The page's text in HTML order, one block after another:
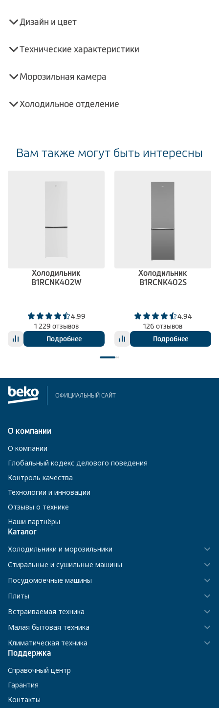
Дизайн и цвет
Технические характеристики
Морозильная камера
Холодильное отделение
Вам также могут быть интересны
Холодильник
B1RCNK402W
4.99
1 229 отзывов
Подробнее
Холодильник
B1RCNK402S
4.94
126 отзывов
Подробнее
ОФИЦИАЛЬНЫЙ САЙТ
О компании
О компании
Глобальный кодекс делового поведения
Контроль качества
Технологии и инновации
Отзывы о технике
Наши партнёры
Каталог
Холодильники и морозильники
Стиральные и сушильные машины
Посудомоечные машины
Плиты
Встраиваемая техника
Малая бытовая техника
Климатическая техника
Поддержка
Справочный центр
Гарантия
Контакты